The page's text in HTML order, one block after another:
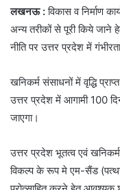
लखनऊ :विकास व निर्माण
अन्य तरीकों से पूरी किये जाने
नीति पर उत्तर प्रदेश में
खनिकर्म संसाधनों में वृद्धि
उत्तर प्रदेश में आगामी 100
जाएगा।
उत्तर प्रदेश भूतत्व एवं
विकल्प के रूप मे एम-सैंड